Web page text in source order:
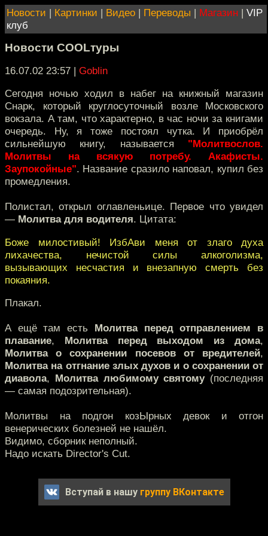
Новости | Картинки | Видео | Переводы | Магазин | VIP
клуб
Новости COOLтуры
16.07.02 23:57 | Goblin
Сегодня ночью ходил в набег на книжный магазин
Снарк, который круглосуточный возле Московского
вокзала. А там, что характерно, в час ночи за книгами
очередь. Ну, я тоже постоял чутка. И приобрёл
сильнейшую книгу, называется "Молитвослов.
Молитвы на всякую потребу. Акафисты.
Заупокойные". Название cразило наповал, купил без
промедления.
Полистал, открыл оглавленьице. Первое что увидел
— Молитва для водителя. Цитата:
Боже милостивый! ИзбАви меня от злаго духа
лихачества, нечистой силы алкоголизма,
вызывающих несчастия и внезапную смерть без
покаяния.
Плакал.
А ещё там есть Молитва перед отправлением в
плавание, Молитва перед выходом из дома,
Молитва о сохранении посевов от вредителей,
Молитва на отгнание злых духов и о сохранении от
диавола, Молитва любимому святому(последняя
— самая подозрительная).
Молитвы на подгон козЫрных девок и отгон
венерических болезней не нашёл.
Видимо, сборник неполный.
Надо искать Director's Cut.
Вступай в нашу группу ВКонтакте